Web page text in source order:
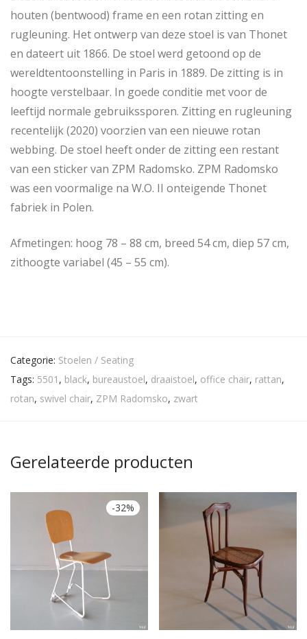
houten (bentwood) frame en een rotan zitting en
rugleuning. Het ontwerp van deze stoel is van Thonet
en dateert uit 1866. De stoel werd getoond op de
wereldtentoonstelling in Paris in 1889. De zitting is in
hoogte verstelbaar. In goede conditie met voor de
leeftijd normale gebruikssporen. Zitting en rugleuning
recentelijk (2020) voorzien van een nieuwe rotan
webbing. De stoel heeft onder de zitting een restant
van een sticker van ZPM Radomsko. ZPM Radomsko
was een voormalige na W.O. II onteigende Thonet
fabriek in Polen.
Afmetingen: hoog 78 – 88 cm, breed 54 cm, diep 57 cm,
zithoogte variabel (45 – 55 cm).
Categorie: Stoelen / Seating
Tags: 5501 , black, bureaustoel, draaistoel, office chair, rattan,
rotan, swivel chair, ZPM Radomsko, zwart
Gerelateerde producten
-32%